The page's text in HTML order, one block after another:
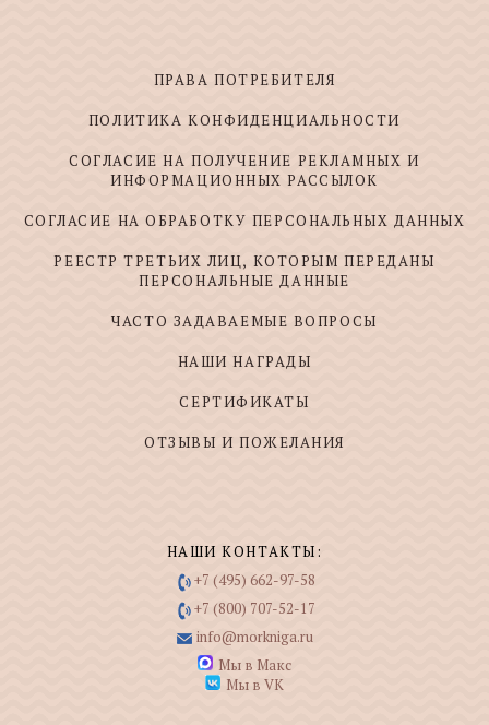
ПРАВА ПОТРЕБИТЕЛЯ
ПОЛИТИКА КОНФИДЕНЦИАЛЬНОСТИ
СОГЛАСИЕ НА ПОЛУЧЕНИЕ РЕКЛАМНЫХ И
ИНФОРМАЦИОННЫХ РАССЫЛОК
СОГЛАСИЕ НА ОБРАБОТКУ ПЕРСОНАЛЬНЫХ ДАННЫХ
РЕЕСТР ТРЕТЬИХ ЛИЦ, КОТОРЫМ ПЕРЕДАНЫ
ПЕРСОНАЛЬНЫЕ ДАННЫЕ
ЧАСТО ЗАДАВАЕМЫЕ ВОПРОСЫ
НАШИ НАГРАДЫ
СЕРТИФИКАТЫ
ОТЗЫВЫ И ПОЖЕЛАНИЯ
НАШИ КОНТАКТЫ:
+7 (495) 662-97-58
+7 (800) 707-52-17
info@morkniga.ru
Мы в Макс
Мы в VK